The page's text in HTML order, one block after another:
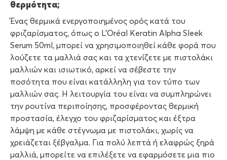
θερμότητα;
Ένας θερμικά ενεργοποιημένος ορός κατά του
φριζαρίσματος, όπως ο L’Oréal Keratin Alpha Sleek
Serum 50ml, μπορεί να χρησιμοποιηθεί κάθε φορά που
λούζετε τα μαλλιά σας και τα χτενίζετε με πιστολάκι
μαλλιών και ισιωτικό, αρκεί να σέβεστε την
ποσότητα που είναι κατάλληλη για τον τύπο των
μαλλιών σας. Η λειτουργία του είναι να συμπληρώνει
την ρουτίνα περιποίησης, προσφέροντας θερμική
προστασία, έλεγχο του φριζαρίσματος και έξτρα
λάμψη με κάθε στέγνωμα με πιστολάκι, χωρίς να
χρειάζεται ξέβγαλμα. Για πολύ λεπτά ή ελαφρώς ξηρά
μαλλιά, μπορείτε να επιλέξετε να εφαρμόσετε μια πιο